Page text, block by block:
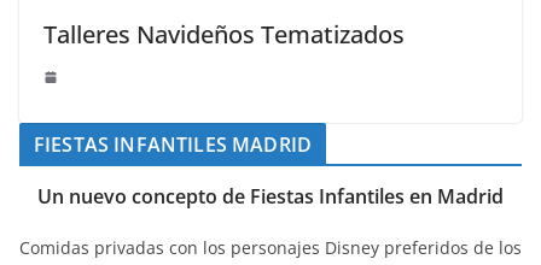
Talleres Navideños Tematizados
FIESTAS INFANTILES MADRID
Un nuevo concepto de Fiestas Infantiles en Madrid
Comidas privadas con los personajes Disney preferidos de los